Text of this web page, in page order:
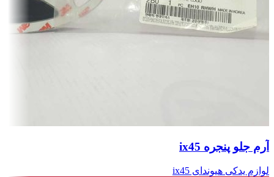
آرم جلو پنجره ix45
لوازم یدکی هیوندای ix45